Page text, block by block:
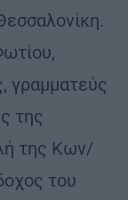
γραμματεύς
της
της Κων/
του